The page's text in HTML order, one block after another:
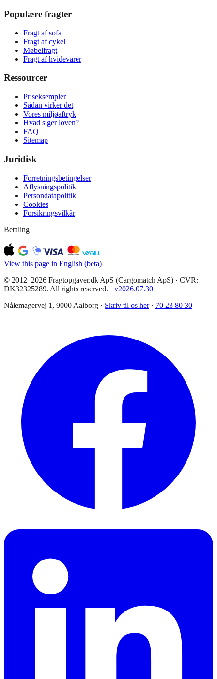
Populære fragter
Fragt af sofa
Fragt af cykel
Møbelfragt
Fragt af hvidevarer
Ressourcer
Priseksempler
Sådan virker det
Vores miljøaftryk
Hvad siger loven?
FAQ
Sitemap
Juridisk
Forretningsbetingelser
Aflysningspolitik
Persondatapolitik
Cookies
Forsikringsvilkår
Betaling
View this page in English (beta)
© 2012–2026 Fragtopgaver.dk ApS (Cargomatch ApS) · CVR:
DK32325289. All rights reserved. · v2026.07.30
Nålemagervej 1, 9000 Aalborg · Skriv til os her · 70 23 80 30